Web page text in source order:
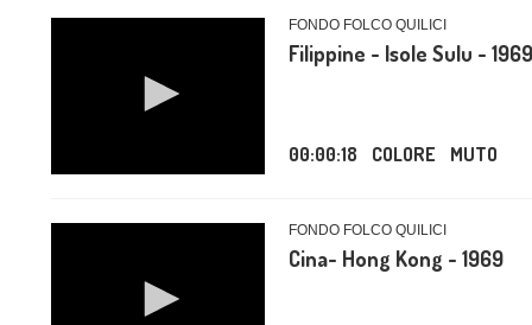
FONDO FOLCO QUILICI
Filippine - Isole Sulu - 1969
00:00:18 COLORE MUTO
FONDO FOLCO QUILICI
Cina- Hong Kong - 1969